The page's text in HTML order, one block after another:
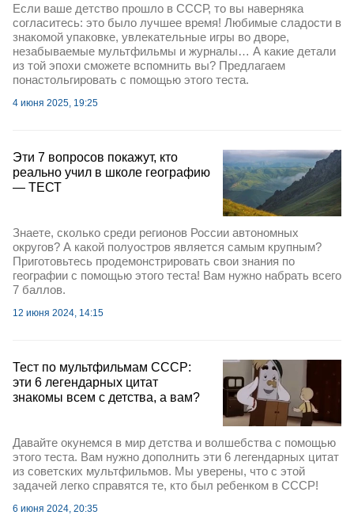
Если ваше детство прошло в СССР, то вы наверняка
согласитесь: это было лучшее время! Любимые сладости в
знакомой упаковке, увлекательные игры во дворе,
незабываемые мультфильмы и журналы… А какие детали
из той эпохи сможете вспомнить вы? Предлагаем
понастольгировать с помощью этого теста.
4 июня 2025, 19:25
Эти 7 вопросов покажут, кто
реально учил в школе географию
— ТЕСТ
Знаете, сколько среди регионов России автономных
округов? А какой полуостров является самым крупным?
Приготовьтесь продемонстрировать свои знания по
географии с помощью этого теста! Вам нужно набрать всего
7 баллов.
12 июня 2024, 14:15
Тест по мультфильмам СССР:
эти 6 легендарных цитат
знакомы всем с детства, а вам?
Давайте окунемся в мир детства и волшебства с помощью
этого теста. Вам нужно дополнить эти 6 легендарных цитат
из советских мультфильмов. Мы уверены, что с этой
задачей легко справятся те, кто был ребенком в СССР!
6 июня 2024, 20:35